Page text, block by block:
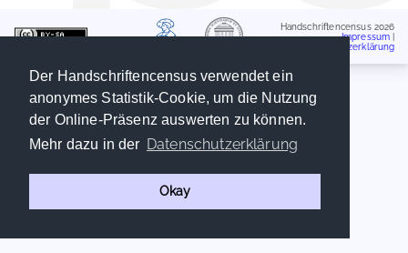
Der Handschriftencensus verwendet ein
anonymes Statistik-Cookie, um die Nutzung
der Online-Präsenz auswerten zu können.
Mehr dazu in der Datenschutzerklärung
Okay
Handschriftencensus 2026
Impressum
Datenschutzerklärung